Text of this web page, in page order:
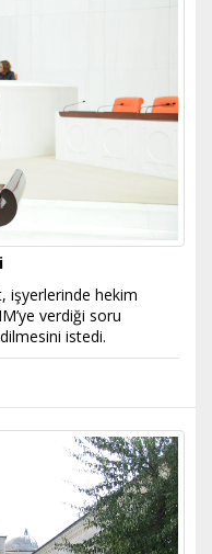
işyerlerinde hekim
verdiği soru
istedi.